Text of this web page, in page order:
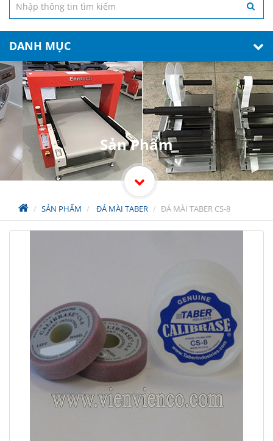
DANH MỤC
SẢN PHẨM ĐÁ MÀI TABER ĐÁ MÀI TABER CS-8
Sản Phẩm